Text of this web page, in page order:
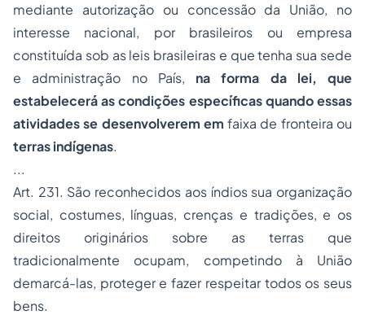
mediante autorização ou concessão da União, no
interesse nacional, por brasileiros ou empresa
constituída sob as leis brasileiras e que tenha sua sede
e administração no País, na forma da lei, que
estabelecerá as condições específicas quando essas
atividades se desenvolverem em faixa de fronteira ou
terras indígenas.
...
Art. 231. São reconhecidos aos índios sua organização
social, costumes, línguas, crenças e tradições, e os
direitos originários sobre as terras que
tradicionalmente ocupam, competindo à União
demarcá-las, proteger e fazer respeitar todos os seus
bens.